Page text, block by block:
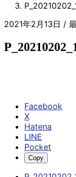
2021年2月13日 /
Facebook
X
Hatena
LINE
Pocket
Copy